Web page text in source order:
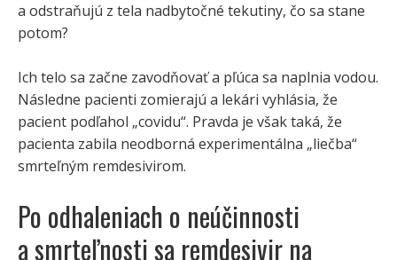
a odstraňujú z tela nadbytočné tekutiny, čo sa stane
potom?
Ich telo sa začne zavodňovať a pľúca sa naplnia vodou.
Následne pacienti zomierajú a lekári vyhlásia, že
pacient podľahol „covidu“. Pravda je však taká, že
pacienta zabila neodborná experimentálna „liečba“
smrteľným remdesivirom.
Po odhaleniach o neúčinnosti
a smrteľnosti sa remdesivir na